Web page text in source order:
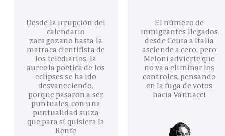
Desde la irrupción del
calendario
zaragozano hasta la
matraca cientifista de
los telediarios, la
aureola poética de los
eclipses se ha ido
desvaneciendo,
porque pasaron a ser
puntuales, con una
puntualidad suiza
que para sí quisiera la
Renfe
El número de
inmigrantes llegados
desde Ceuta a Italia
asciende a cero, pero
Meloni advierte que
no va a eliminar los
controles, pensando
en la fuga de votos
hacia Vannacci